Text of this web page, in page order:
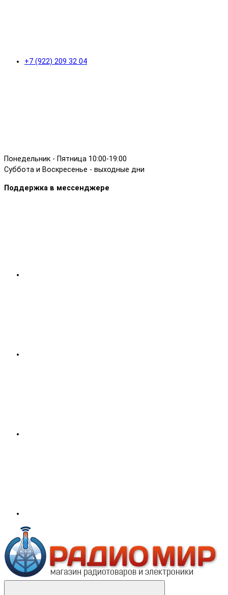
+7 (922) 209 32 04
Понедельник - Пятница 10:00-19:00
Суббота и Воскресенье - выходные дни
Поддержка в мессенджере